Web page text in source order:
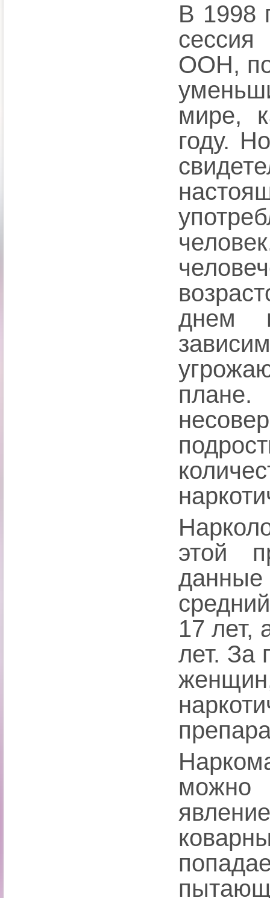
В 1998
ООН,
мире,
году.
днем
этой
данные
17 лет,
лет. За
можно